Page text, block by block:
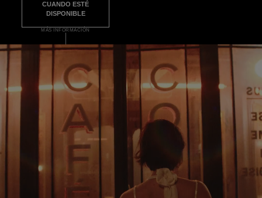
CUANDO ESTÉ
DISPONIBLE
MÁS INFORMACIÓN